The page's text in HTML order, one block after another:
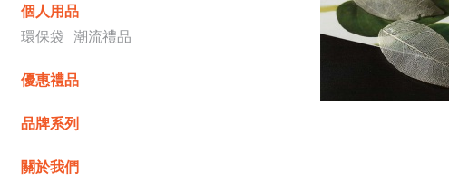
個人用品
環保袋 潮流禮品
優惠禮品
品牌系列
關於我們